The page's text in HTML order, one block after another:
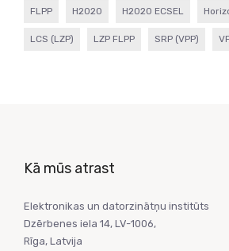
FLPP H2020 H2020 ECSEL
LCS (LZP) LZP FLPP SRP (VPP)
Kā mūs atrast
Elektronikas un datorzinātņu institūts
Dzērbenes iela 14, LV-1006,
Rīga, Latvija